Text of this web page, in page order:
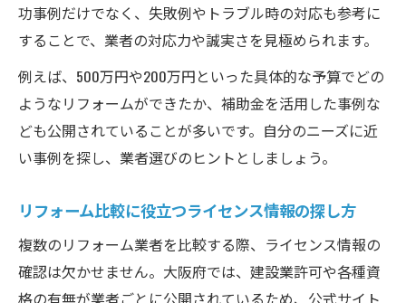
功事例だけでなく、失敗例やトラブル時の対応も参考に
することで、業者の対応力や誠実さを見極められます。
例えば、500万円や200万円といった具体的な予算でどの
ようなリフォームができたか、補助金を活用した事例な
ども公開されていることが多いです。自分のニーズに近
い事例を探し、業者選びのヒントとしましょう。
リフォーム比較に役立つライセンス情報の探し方
複数のリフォーム業者を比較する際、ライセンス情報の
確認は欠かせません。大阪府では、建設業許可や各種資
格の有無が業者ごとに公開されているため、公式サイト